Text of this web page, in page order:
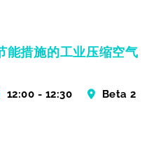
能措施的工业压缩空气
12:00 - 12:30 Beta 2